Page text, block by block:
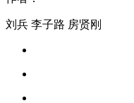
刘兵 李子路 房贤刚